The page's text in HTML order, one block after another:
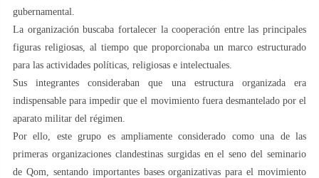
gubernamental.
La organización buscaba fortalecer la cooperación entre las principales
figuras religiosas, al tiempo que proporcionaba un marco estructurado
para las actividades políticas, religiosas e intelectuales.
Sus integrantes consideraban que una estructura organizada era
indispensable para impedir que el movimiento fuera desmantelado por el
aparato militar del régimen.
Por ello, este grupo es ampliamente considerado como una de las
primeras organizaciones clandestinas surgidas en el seno del seminario
de Qom, sentando importantes bases organizativas para el movimiento